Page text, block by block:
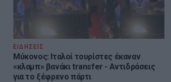
ΕΙΔΗΣΕΙΣ
Μύκονος: Ιταλοί τουρίστες έκαναν
«κλαμπ» βανάκι transfer - Αντιδράσεις
για το ξέφρενο πάρτι